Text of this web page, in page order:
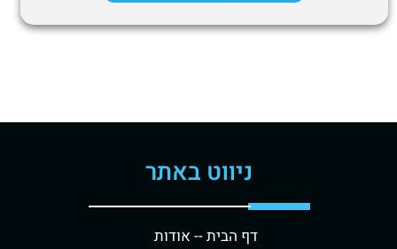
ניווט באתר
דף הבית -- אודות